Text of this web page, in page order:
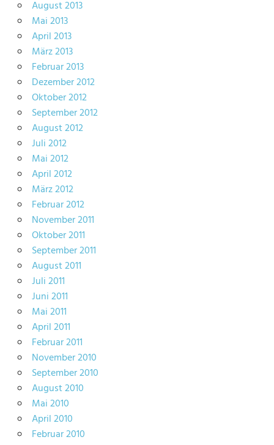
August 2013
Mai 2013
April 2013
März 2013
Februar 2013
Dezember 2012
Oktober 2012
September 2012
August 2012
Juli 2012
Mai 2012
April 2012
März 2012
Februar 2012
November 2011
Oktober 2011
September 2011
August 2011
Juli 2011
Juni 2011
Mai 2011
April 2011
Februar 2011
November 2010
September 2010
August 2010
Mai 2010
April 2010
Februar 2010